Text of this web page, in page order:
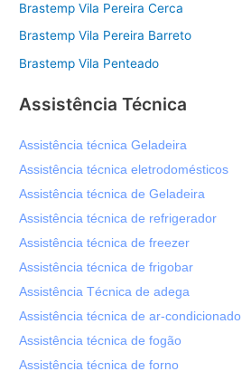
Brastemp Vila Pereira Cerca
Brastemp Vila Pereira Barreto
Brastemp Vila Penteado
Assistência Técnica
Assistência técnica Geladeira
Assistência técnica eletrodomésticos
Assistência técnica de Geladeira
Assistência técnica de refrigerador
Assistência técnica de freezer
Assistência técnica de frigobar
Assistência Técnica de adega
Assistência técnica de ar-condicionado
Assistência técnica de fogão
Assistência técnica de forno